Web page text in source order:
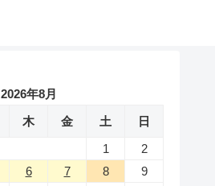
2026年8月
木 金 土
日
1
2
6 7 8
9